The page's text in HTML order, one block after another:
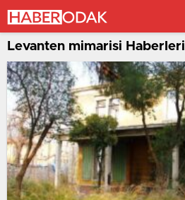
Levanten mimarisi Haberleri